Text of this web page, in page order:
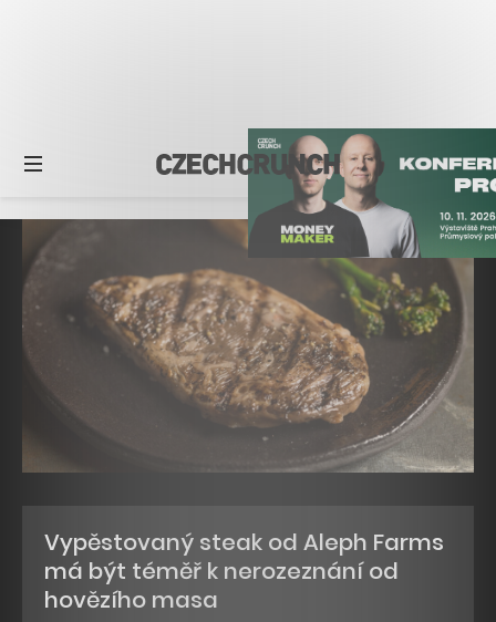
Vypěstovaný steak od Aleph Farms
má být téměř k nerozeznání od
hovězího masa